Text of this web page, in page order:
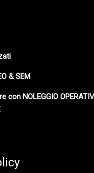
& SEM
con NOLEGGIO